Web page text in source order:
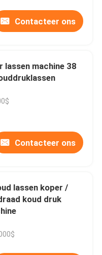
Contacteer ons
lassen machine 38
Contacteer ons
lassen koper /
koud druk